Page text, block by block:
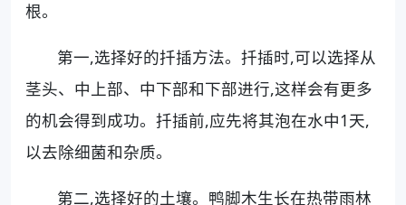
根。
第一,选择好的扦插方法。扦插时,可以选择从
茎头、中上部、中下部和下部进行,这样会有更多
的机会得到成功。扦插前,应先将其泡在水中1天,
以去除细菌和杂质。
第二,选择好的土壤。鸭脚木生长在热带雨林